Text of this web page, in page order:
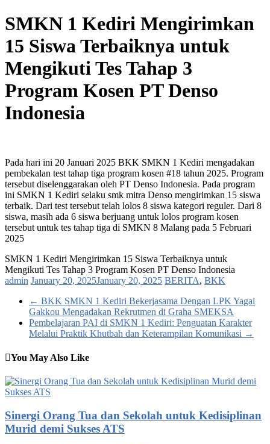
SMKN 1 Kediri Mengirimkan
15 Siswa Terbaiknya untuk
Mengikuti Tes Tahap 3
Program Kosen PT Denso
Indonesia
Pada hari ini 20 Januari 2025 BKK SMKN 1 Kediri mengadakan
pembekalan test tahap tiga program kosen #18 tahun 2025. Program
tersebut diselenggarakan oleh PT Denso Indonesia. Pada program
ini SMKN 1 Kediri selaku smk mitra Denso mengirimkan 15 siswa
terbaik. Dari test tersebut telah lolos 8 siswa kategori reguler. Dari 8
siswa, masih ada 6 siswa berjuang untuk lolos program kosen
tersebut untuk tes tahap tiga di SMKN 8 Malang pada 5 Februari
2025
SMKN 1 Kediri Mengirimkan 15 Siswa Terbaiknya untuk
Mengikuti Tes Tahap 3 Program Kosen PT Denso Indonesia
admin January 20, 2025January 20, 2025 BERITA, BKK
← BKK SMKN 1 Kediri Bekerjasama Dengan LPK Yagai
Gakkou Mengadakan Rekrutmen di Graha SMEKSA
Pembelajaran PAI di SMKN 1 Kediri: Penguatan Karakter
Melalui Praktik Khutbah dan Keterampilan Komunikasi →
You May Also Like
Sinergi Orang Tua dan Sekolah untuk Kedisiplinan
Murid demi Sukses ATS